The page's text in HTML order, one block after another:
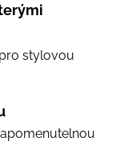
stylovou